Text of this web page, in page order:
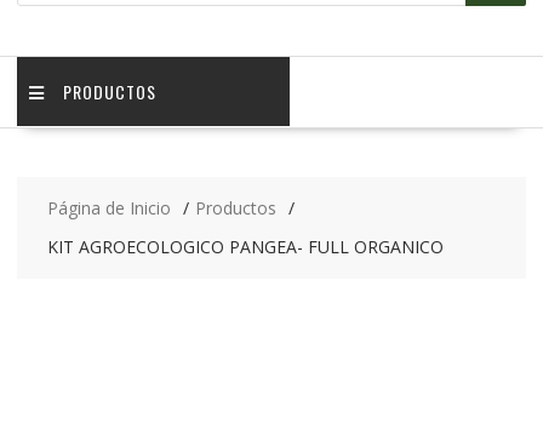
PRODUCTOS
Página de Inicio
Productos
KIT AGROECOLOGICO PANGEA- FULL ORGANICO